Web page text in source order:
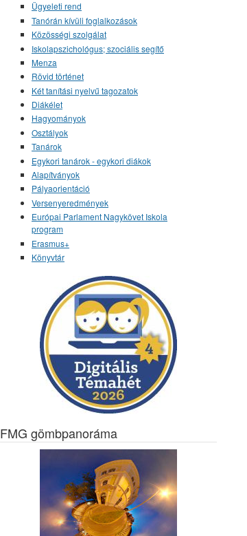
Ügyeleti rend
Tanórán kívüli foglalkozások
Közösségi szolgálat
Iskolapszichológus; szociális segítő
Menza
Rövid történet
Két tanítási nyelvű tagozatok
Diákélet
Hagyományok
Osztályok
Tanárok
Egykori tanárok - egykori diákok
Alapítványok
Pályaorientáció
Versenyeredmények
Európai Parlament Nagykövet Iskola
program
Erasmus+
Könyvtár
FMG gömbpanoráma